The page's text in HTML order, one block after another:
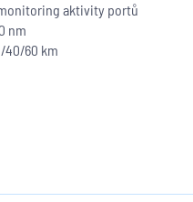
aktivity portů
nm
40/60 km